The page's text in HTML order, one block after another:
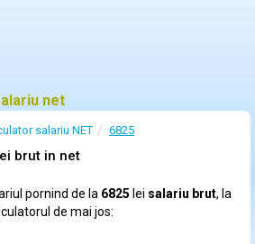
net
salariu NET 6825
brut in net
pornind de la 6825 lei salariu brut, la
de mai jos: